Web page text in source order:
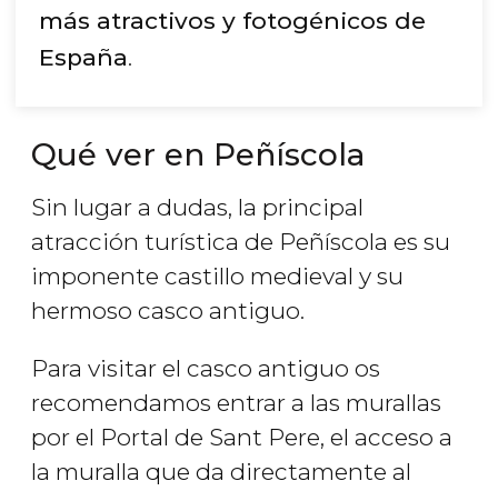
más atractivos y fotogénicos de
España.
Qué ver en Peñíscola
Sin lugar a dudas, la principal
atracción turística de Peñíscola es su
imponente castillo medieval y su
hermoso casco antiguo.
Para visitar el casco antiguo os
recomendamos entrar a las murallas
por el Portal de Sant Pere, el acceso a
la muralla que da directamente al